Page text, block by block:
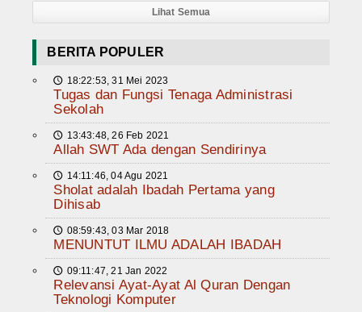
Lihat Semua
BERITA POPULER
🕔 18:22:53, 31 Mei 2023
Tugas dan Fungsi Tenaga Administrasi
Sekolah
🕔 13:43:48, 26 Feb 2021
Allah SWT Ada dengan Sendirinya
🕔 14:11:46, 04 Agu 2021
Sholat adalah Ibadah Pertama yang
Dihisab
🕔 08:59:43, 03 Mar 2018
MENUNTUT ILMU ADALAH IBADAH
🕔 09:11:47, 21 Jan 2022
Relevansi Ayat-Ayat Al Quran Dengan
Teknologi Komputer